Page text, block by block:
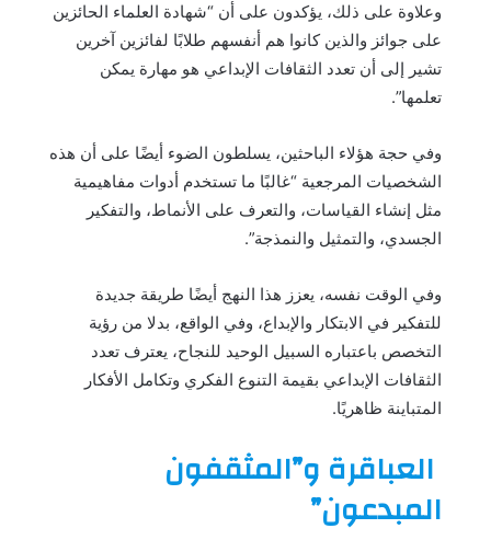
وعلاوة على ذلك، يؤكدون على أن “شهادة العلماء الحائزين
على جوائز والذين كانوا هم أنفسهم طلابًا لفائزين آخرين
تشير إلى أن تعدد الثقافات الإبداعي هو مهارة يمكن
تعلمها”.
وفي حجة هؤلاء الباحثين، يسلطون الضوء أيضًا على أن هذه
الشخصيات المرجعية “غالبًا ما تستخدم أدوات مفاهيمية
مثل إنشاء القياسات، والتعرف على الأنماط، والتفكير
الجسدي، والتمثيل والنمذجة”.
وفي الوقت نفسه، يعزز هذا النهج أيضًا طريقة جديدة
للتفكير في الابتكار والإبداع، وفي الواقع، بدلا من رؤية
التخصص باعتباره السبيل الوحيد للنجاح، يعترف تعدد
الثقافات الإبداعي بقيمة التنوع الفكري وتكامل الأفكار
المتباينة ظاهريًا.
العباقرة و”المثقفون
المبدعون”